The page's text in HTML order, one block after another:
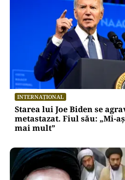
INTERNAȚIONAL
Starea lui Joe Biden se
metastazat. Fiul său: „Mi-
mai mult”